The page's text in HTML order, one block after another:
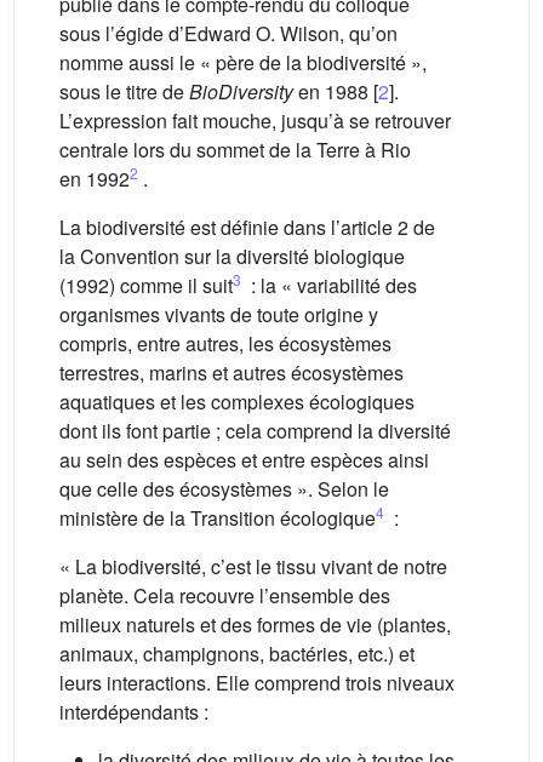
sous l’égide d’Edward O. Wilson, qu’on
nomme aussi le « père de la biodiversité »,
sous le titre deBioDiversityen 1988 [2].
L’expression fait mouche, jusqu’à se retrouver
centrale lors du sommet de la Terre à Rio
en 19922 .
La biodiversité est définie dans l’article 2 de
la Convention sur la diversité biologique
(1992) comme il suit3 : la « variabilité des
organismes vivants de toute origine y
compris, entre autres, les écosystèmes
terrestres, marins et autres écosystèmes
aquatiques et les complexes écologiques
dont ils font partie ; cela comprend la diversité
au sein des espèces et entre espèces ainsi
que celle des écosystèmes ». Selon le
ministère de la Transition écologique4 :
« La biodiversité, c’est le tissu vivant de notre
planète. Cela recouvre l’ensemble des
milieux naturels et des formes de vie (plantes,
animaux, champignons, bactéries, etc.) et
leurs interactions. Elle comprend trois niveaux
interdépendants :